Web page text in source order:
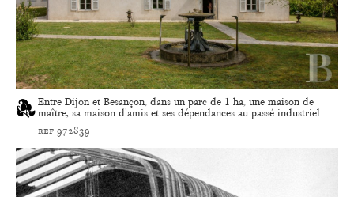
Entre Dijon et Besançon, dans un parc de 1 ha, une maison de
maître, sa maison d'amis et ses dépendances au passé industriel
ref 972839